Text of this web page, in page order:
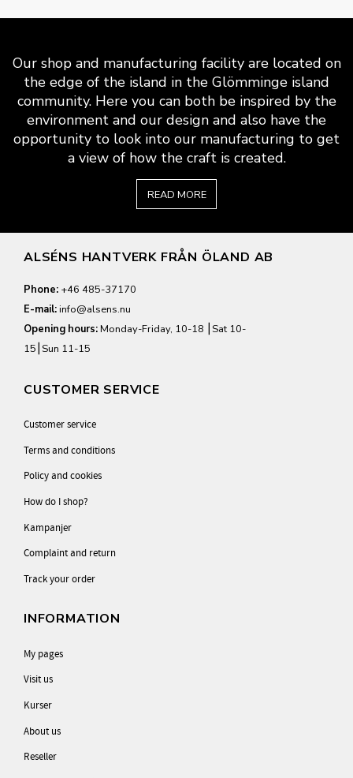
Our shop and manufacturing facility are located on
the edge of the island in the Glömminge island
community. Here you can both be inspired by the
environment and our design and also have the
opportunity to look into our manufacturing to get
a view of how the craft is created.
READ MORE
ALSÉNS HANTVERK FRÅN ÖLAND AB
Phone: +46 485-37170
E-mail:info@alsens.nu
Opening hours:Monday-Friday, 10-18 ⎮Sat 10-
15⎮Sun 11-15
CUSTOMER SERVICE
Customer service
Terms and conditions
Policy and cookies
How do I shop?
Kampanjer
Complaint and return
Track your order
INFORMATION
My pages
Visit us
Kurser
About us
Reseller